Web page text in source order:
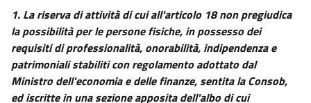
4 terdecies
PARTE II
DISCIPLINA DEGLI INTERMEDIARI
TITOLO I
((DISPOSIZIONI GENERALI E POTERI DI VIGILANZA))
CAPO I
1. La riserva di attività di cui all'articolo 18 non pregiudica
la possibilità per le persone fisiche, in possesso dei
requisiti di professionalità, onorabilità, indipendenza e
patrimoniali stabiliti con regolamento adottato dal
Ministro dell'economia e delle finanze, sentita la Consob,
ed iscritte in una sezione apposita dell'albo di cui